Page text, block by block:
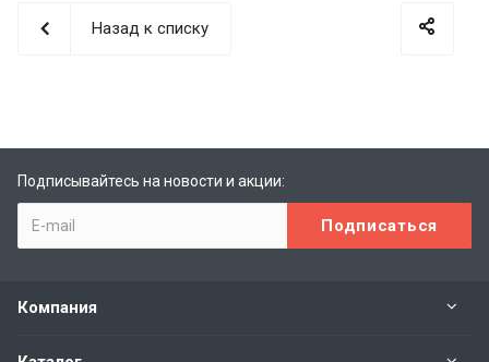
Назад к списку
Подписывайтесь на новости и акции:
Компания